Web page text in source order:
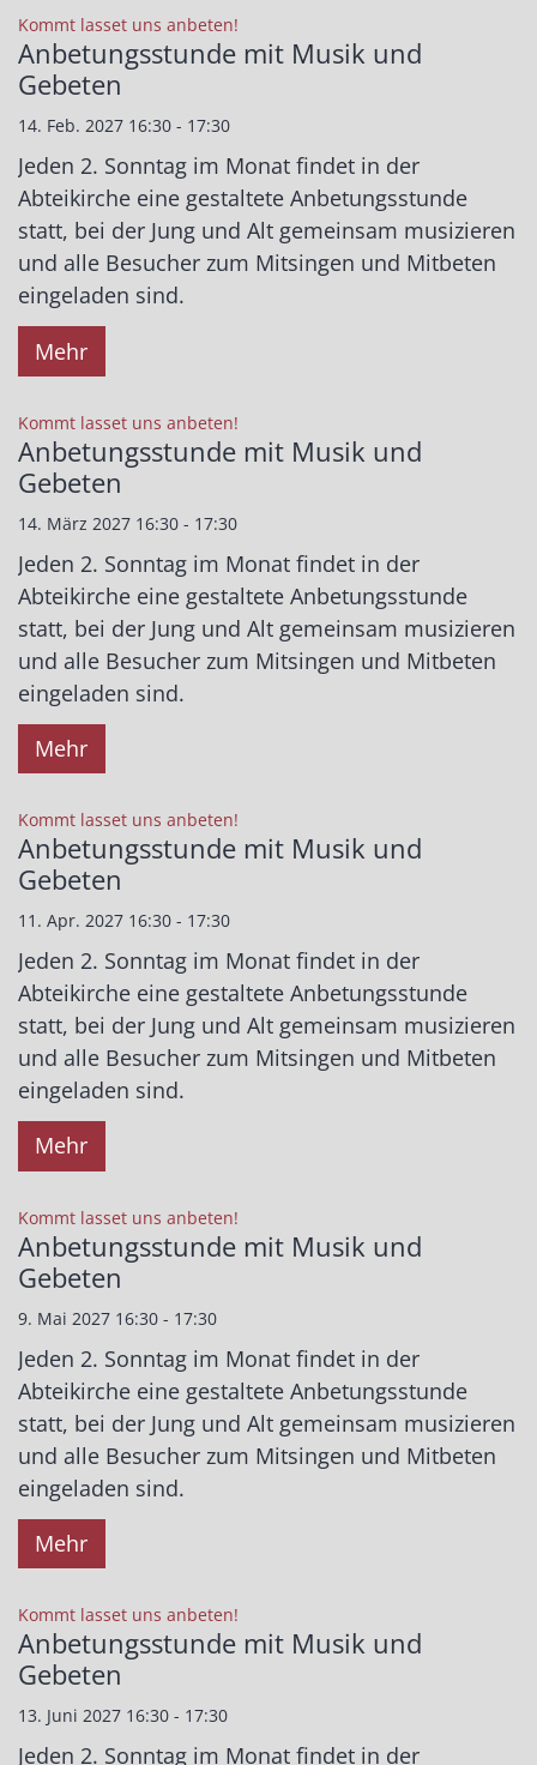
Kommt lasset uns anbeten!
Anbetungsstunde mit Musik und
Gebeten
14. Feb. 2027 16:30 - 17:30
Jeden 2. Sonntag im Monat findet in der
Abteikirche eine gestaltete Anbetungsstunde
statt, bei der Jung und Alt gemeinsam musizieren
und alle Besucher zum Mitsingen und Mitbeten
eingeladen sind.
Mehr
Kommt lasset uns anbeten!
Anbetungsstunde mit Musik und
Gebeten
14. März 2027 16:30 - 17:30
Jeden 2. Sonntag im Monat findet in der
Abteikirche eine gestaltete Anbetungsstunde
statt, bei der Jung und Alt gemeinsam musizieren
und alle Besucher zum Mitsingen und Mitbeten
eingeladen sind.
Mehr
Kommt lasset uns anbeten!
Anbetungsstunde mit Musik und
Gebeten
11. Apr. 2027 16:30 - 17:30
Jeden 2. Sonntag im Monat findet in der
Abteikirche eine gestaltete Anbetungsstunde
statt, bei der Jung und Alt gemeinsam musizieren
und alle Besucher zum Mitsingen und Mitbeten
eingeladen sind.
Mehr
Kommt lasset uns anbeten!
Anbetungsstunde mit Musik und
Gebeten
9. Mai 2027 16:30 - 17:30
Jeden 2. Sonntag im Monat findet in der
Abteikirche eine gestaltete Anbetungsstunde
statt, bei der Jung und Alt gemeinsam musizieren
und alle Besucher zum Mitsingen und Mitbeten
eingeladen sind.
Mehr
Kommt lasset uns anbeten!
Anbetungsstunde mit Musik und
Gebeten
13. Juni 2027 16:30 - 17:30
Jeden 2. Sonntag im Monat findet in der